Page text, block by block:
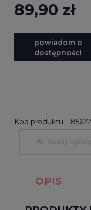
89,90 zł
powiadom o
dostępności
Kod produktu:
OPIS